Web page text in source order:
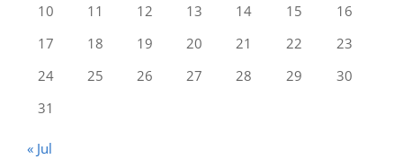
10
11 12 13 14 15
16
17
18 19 20 21 22
23
24
25 26 27 28 29
30
31
« Jul